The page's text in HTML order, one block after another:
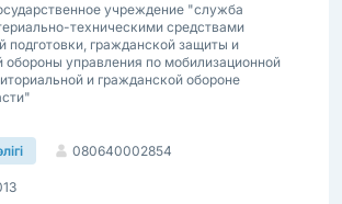
учреждение "служба
техническими средствами
подготовки, гражданской защиты и
обороны управления по мобилизационной
и гражданской обороне
080640002854